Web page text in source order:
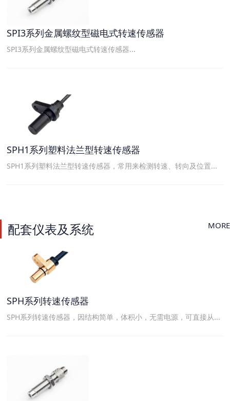
SPI3系列金属螺纹型磁电式转速传感器
SPI3系列金属螺纹型磁电式转速传感器...
SPH1系列塑料法兰型转速传感器
SPH1系列塑料法兰型转速传感器，常用来检测转速、转向及位置...
配套仪表及系统 MORE
SPH系列转速传感器
SPH系列转速传感器，因结构简单，体积小，无需电源，可直接从...